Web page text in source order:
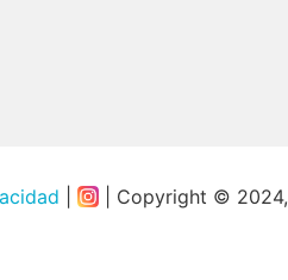
| Copyright © 2024,